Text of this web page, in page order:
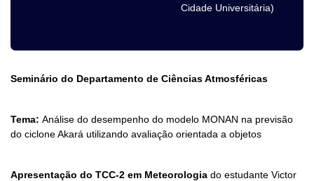
Cidade Universitária)
Seminário do Departamento de Ciências Atmosféricas
Tema: Análise do desempenho do modelo MONAN na previsão
do ciclone Akará utilizando avaliação orientada a objetos
Apresentação do TCC-2 em Meteorologia do estudante Victor